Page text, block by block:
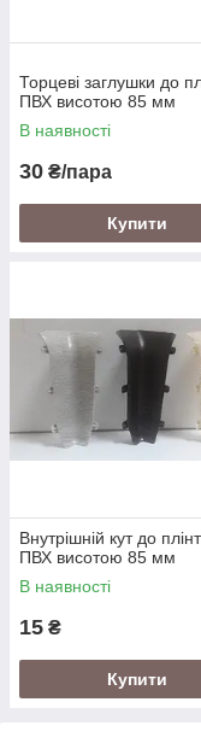
Торцеві заглушки до
ПВХ висотою 85 мм
В наявності
30 ₴/пара
Купити
Внутрішній кут до
ПВХ висотою 85 мм
В наявності
15 ₴
Купити